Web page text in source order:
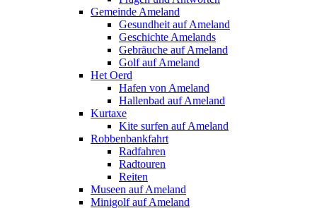
Gemeinde Ameland
Gesundheit auf Ameland
Geschichte Amelands
Gebräuche auf Ameland
Golf auf Ameland
Het Oerd
Hafen von Ameland
Hallenbad auf Ameland
Kurtaxe
Kite surfen auf Ameland
Robbenbankfahrt
Radfahren
Radtouren
Reiten
Museen auf Ameland
Minigolf auf Ameland